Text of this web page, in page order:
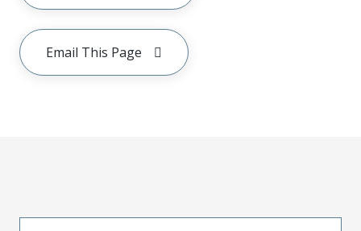
Email This Page